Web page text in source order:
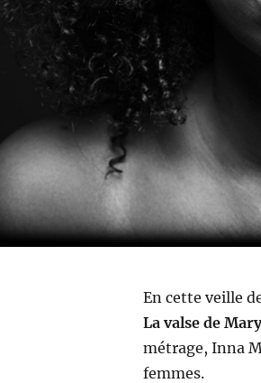
En cette veille
La valse de
métrage, Inna
femmes.